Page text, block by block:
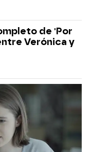
de 'Por
Verónica y